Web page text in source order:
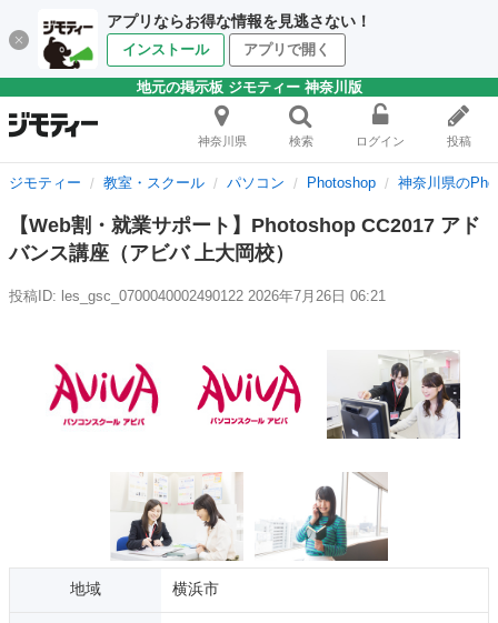
アプリならお得な情報を見逃さない！
インストール アプリで開く
地元の掲示板 ジモティー 神奈川版
神奈川県 検索 ログイン 投稿
ジモティー 教室・スクール パソコン Photoshop 神奈川県の
【Web割・就業サポート】Photoshop CC2017 アド
バンス講座（アビバ 上大岡校）
投稿ID: les_gsc_0700040002490122 2026年7月26日 06:21
地域 横浜市